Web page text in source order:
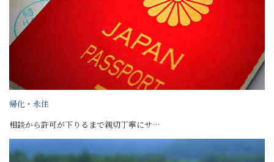
帰化・永住
相談から許可が下りるまで親切丁寧にサ…